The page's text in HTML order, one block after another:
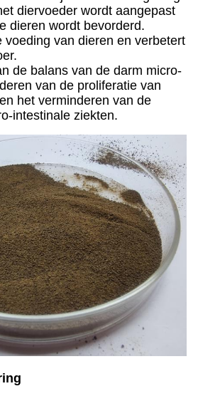
diervoeder wordt aangepast
dieren wordt bevorderd.
voeding van dieren en verbetert
de balans van de darm micro-
van de proliferatie van
het verminderen van de
intestinale ziekten.